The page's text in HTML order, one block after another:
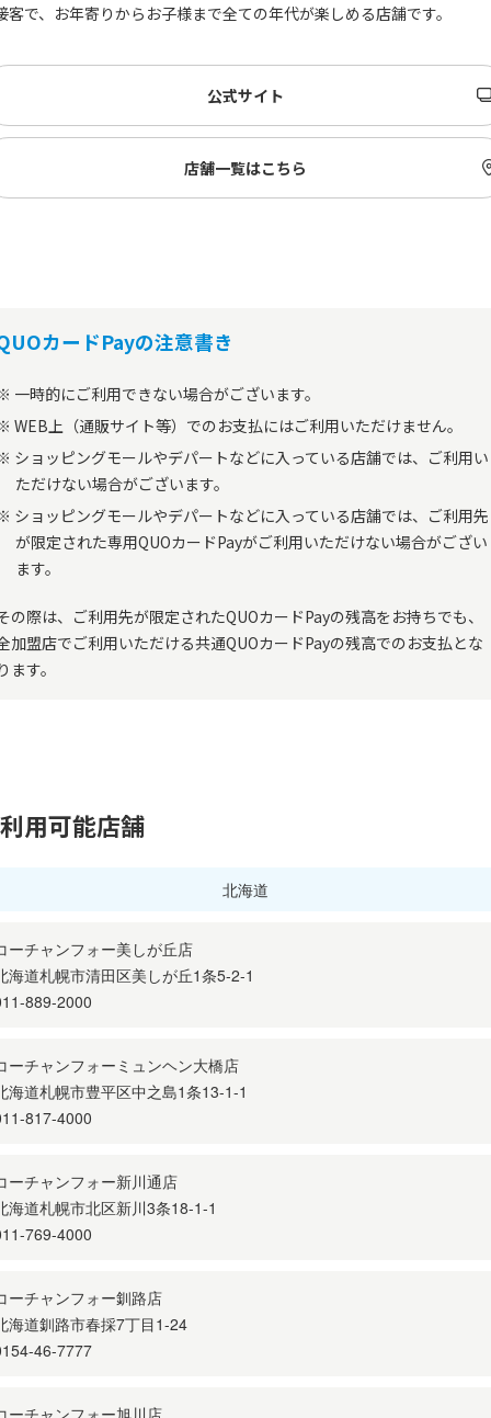
客で、お年寄りからお子様まで全ての年代が楽しめる店舗です。
公式サイト
店舗一覧はこちら
カードPayの注意書き
一時的にご利用できない場合がございます。
WEB上（通販サイト等）でのお支払にはご利用いただけません。
ショッピングモールやデパートなどに入っている店舗では、ご利用い
ただけない場合がございます。
ショッピングモールやデパートなどに入っている店舗では、ご利用先
が限定された専用QUOカードPayがご利用いただけない場合がござい
ます。
の際は、ご利用先が限定されたQUOカードPayの残高をお持ちでも、
加盟店でご利用いただける共通QUOカードPayの残高でのお支払とな
ます。
利用可能店舗